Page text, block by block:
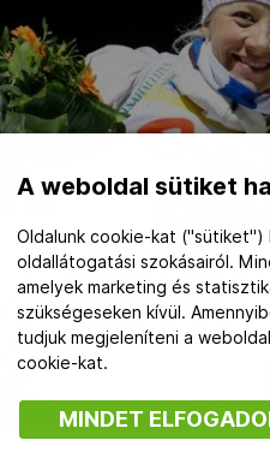
A weboldal sütiket
Oldalunk cookie-kat ("sütiket")
oldallátogatási szokásairól.
amelyek marketing és
szükségeseken kívül.
tudjuk megjeleníteni a
cookie-kat.
MINDET